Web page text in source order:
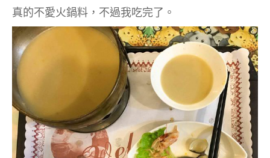
真的不愛火鍋料，不過我吃完了 。